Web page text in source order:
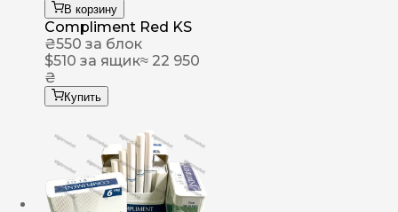
В корзину
Compliment Red KS
₴550 за блок
$510 за ящик≈ 22 950
₴
Купить